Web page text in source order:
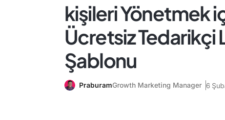
kişileri Yönetmek
Ücretsiz Tedarikçi
Şablonu
PraburamGrowth Marketing Manager 6